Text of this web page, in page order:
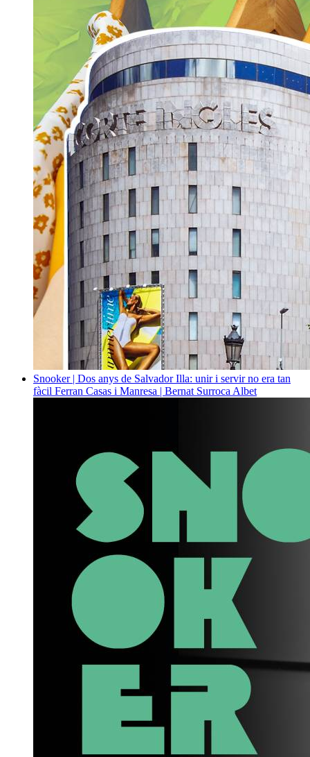
Snooker | Dos anys de Salvador Illa: unir i servir no era tan
fàcil Ferran Casas i Manresa | Bernat Surroca Albet